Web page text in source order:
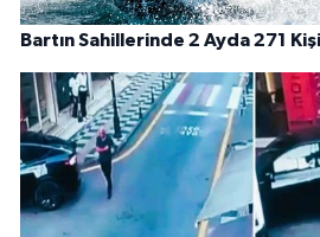
Bartın Sahillerinde 2 Ayda 271